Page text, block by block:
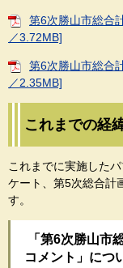
第6次勝山市総合
／3.72MB]
第6次勝山市総合
／2.35MB]
これまでの経
これまでに実施した
ケート、第5次総合計
す。
「第6次勝山市
コメント」につ